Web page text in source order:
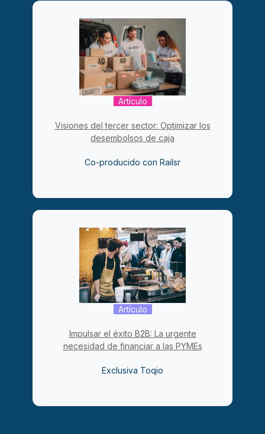
Artículo
Visiones del tercer sector: Optimizar los
desembolsos de caja
Co-producido con Railsr
Artículo
Impulsar el éxito B2B: La urgente
necesidad de financiar a las PYMEs
Exclusiva Toqio